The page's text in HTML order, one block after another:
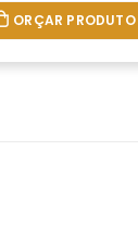
ORÇAR PRODUTO